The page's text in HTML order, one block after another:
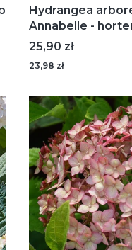
Hydrangea
Annabelle -
Cena
25,90 zł
23,98 zł